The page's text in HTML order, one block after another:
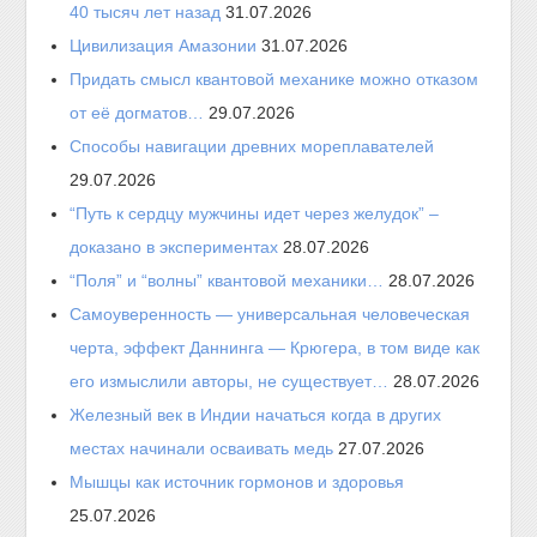
40 тысяч лет назад 31.07.2026
Цивилизация Амазонии 31.07.2026
Придать смысл квантовой механике можно отказом
от её догматов…
29.07.2026
Способы навигации древних мореплавателей
29.07.2026
“Путь к сердцу мужчины идет через желудок” –
доказано в экспериментах 28.07.2026
“Поля” и “волны” квантовой механики…
28.07.2026
Самоуверенность — универсальная человеческая
черта, эффект Даннинга — Крюгера, в том виде как
его измыслили авторы, не существует…
28.07.2026
Железный век в Индии начаться когда в других
местах начинали осваивать медь 27.07.2026
Мышцы как источник гормонов и здоровья
25.07.2026